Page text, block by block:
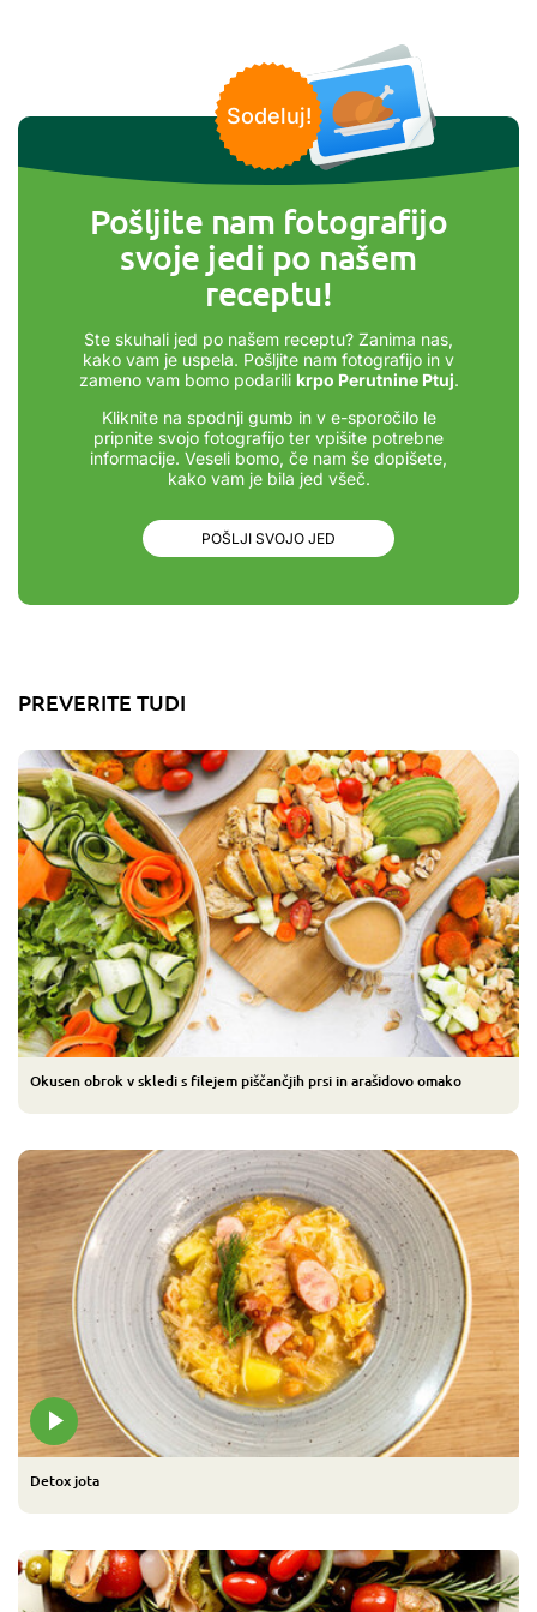
Sodeluj!
Pošljite nam fotografijo
svoje jedi po našem
receptu!
Ste skuhali jed po našem receptu? Zanima nas,
kako vam je uspela. Pošljite nam fotografijo in v
zameno vam bomo podarili krpo Perutnine Ptuj.
Kliknite na spodnji gumb in v e-sporočilo le
pripnite svojo fotografijo ter vpišite potrebne
informacije. Veseli bomo, če nam še dopišete,
kako vam je bila jed všeč.
POŠLJI SVOJO JED
PREVERITE TUDI
Okusen obrok v skledi s filejem piščančjih prsi in arašidovo omako
Detox jota